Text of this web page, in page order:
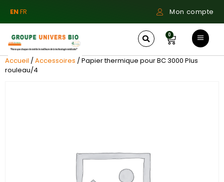
ENFR Mon compte
0
Accueil /Accessoires / Papier thermique pour BC 3000 Plus
rouleau/4